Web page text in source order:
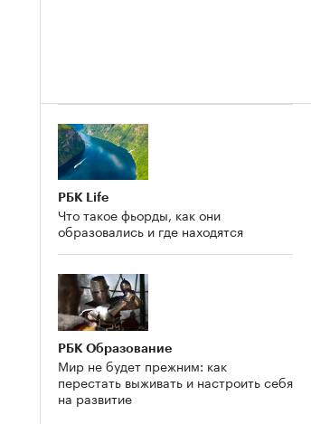
РБК Life
Что такое фьорды, как они
образовались и где находятся
РБК Образование
Мир не будет прежним: как
перестать выживать и настроить себя
на развитие